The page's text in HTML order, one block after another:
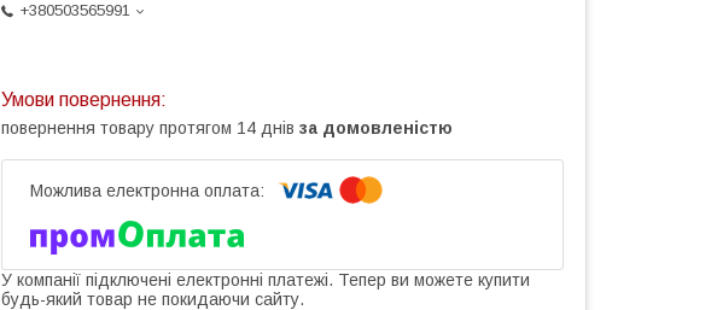
+380503565991
повернення товару протягом 14 днів за домовленістю
У компанії підключені електронні платежі. Тепер ви можете купити
будь-який товар не покидаючи сайту.